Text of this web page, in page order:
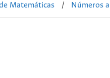
Matemáticas / Números